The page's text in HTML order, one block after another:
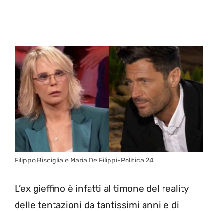
Filippo Bisciglia e Maria De Filippi-Political24
L’ex gieffino è infatti al timone del reality
delle tentazioni da tantissimi anni e di